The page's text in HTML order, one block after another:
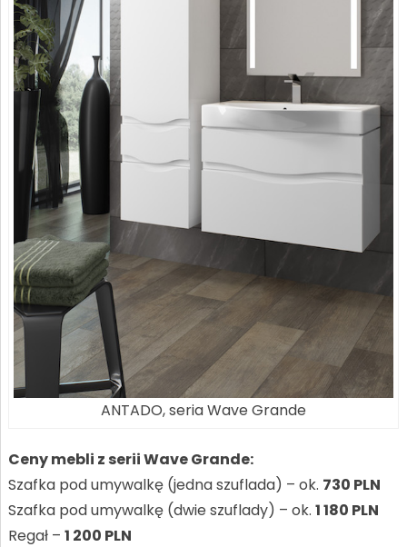
ANTADO, seria Wave Grande
Ceny mebli z serii Wave Grande:
Szafka pod umywalkę (jedna szuflada) – ok. 730 PLN
Szafka pod umywalkę (dwie szuflady) – ok. 1 180 PLN
Regał – 1 200 PLN